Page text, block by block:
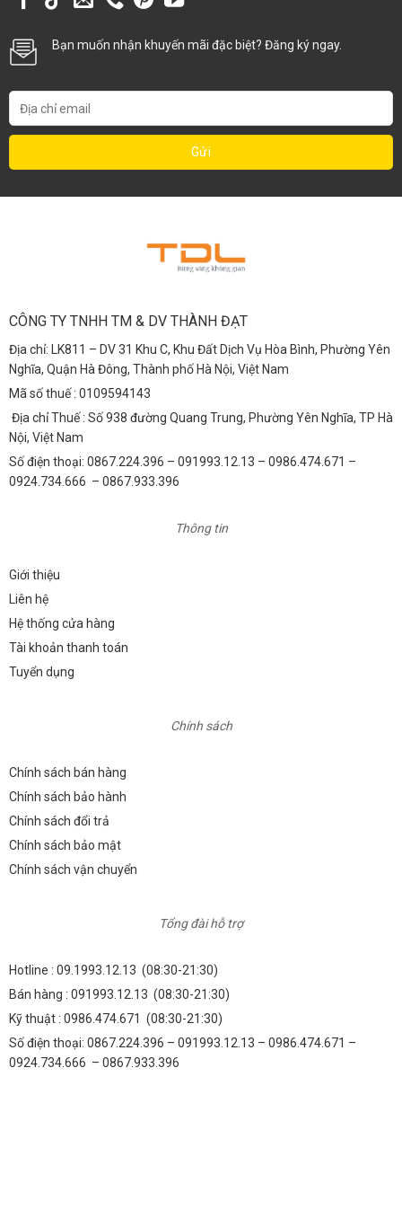
Bạn muốn nhận khuyến mãi đặc biệt? Đăng ký ngay.
CÔNG TY TNHH TM & DV THÀNH ĐẠT
Địa chỉ: LK811 – DV 31 Khu C, Khu Đất Dịch Vụ Hòa Bình, Phường Yên
Nghĩa, Quận Hà Đông, Thành phố Hà Nội, Việt Nam
Mã số thuế : 0109594143
Địa chỉ Thuế : Số 938 đường Quang Trung, Phường Yên Nghĩa, TP Hà
Nội, Việt Nam
Số điện thoại: 0867.224.396 – 091993.12.13 – 0986.474.671 –
0924.734.666 – 0867.933.396
Thông tin
Giới thiệu
Liên hệ
Hệ thống cửa hàng
Tài khoản thanh toán
Tuyển dụng
Chính sách
Chính sách bán hàng
Chính sách bảo hành
Chính sách đổi trả
Chính sách bảo mật
Chính sách vận chuyển
Tổng đài hỗ trợ
Hotline : 09.1993.12.13 (08:30-21:30)
Bán hàng : 091993.12.13 (08:30-21:30)
Kỹ thuật : 0986.474.671 (08:30-21:30)
Số điện thoại: 0867.224.396 – 091993.12.13 – 0986.474.671 –
0924.734.666 – 0867.933.396